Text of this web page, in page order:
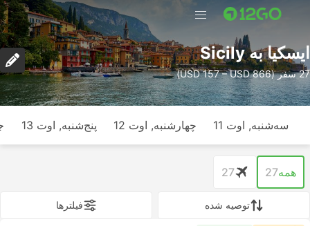
ایسکیا به Sicily
27 سفر (USD 157 – USD 866)
سه‌شنبه, اوت 11 چهارشنبه, اوت 12 پنج‌شنبه, اوت 13
همه27
27
توصیه شده فیلتر‌ها